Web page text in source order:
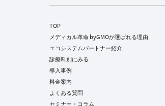
TOP
メディカル革命 byGMOが選ばれる理由
エコシステムパートナー紹介
診療科別にみる
導入事例
料金案内
よくある質問
セミナー・コラム